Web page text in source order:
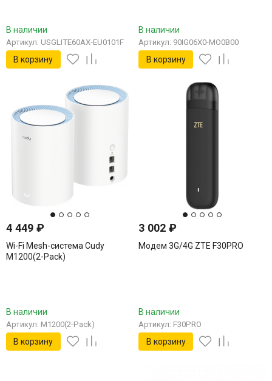
В наличии
Артикул: USGLITE60AX-EU0101F
В корзину
В наличии
Артикул: 90IG06X0-MO0B00
В корзину
4 449 ₽
Wi-Fi Mesh-система Cudy
M1200(2-Pack)
В наличии
Артикул: M1200(2-Pack)
В корзину
3 002₽
Модем 3G/4G ZTE F30PRO
В наличии
Артикул: F30PRO
В корзину